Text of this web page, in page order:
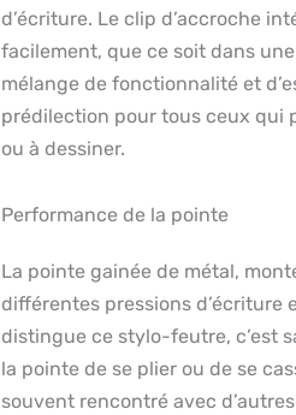
d’écriture. Le clip d’accroche
facilement, que ce soit dans
mélange de fonctionnalité et
prédilection pour tous ceux qui
ou à dessiner.
Performance de la pointe
La pointe gainée de métal,
différentes pressions d’écriture
distingue ce stylo-feutre, c’est
la pointe de se plier ou de se
souvent rencontré avec